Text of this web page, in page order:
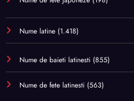
Nume latine (1.418)
Nume de baieti latinesti (855)
Nume de fete latinesti (563)